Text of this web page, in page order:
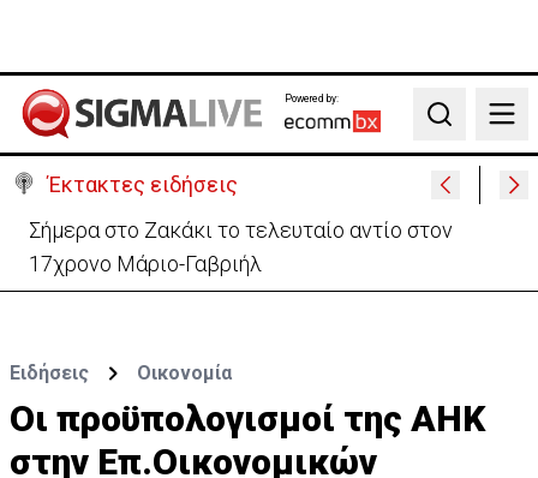
Powered by:
Search
Έκτακτες ειδήσεις
Αυξημένη υγρασία σε όλη την Κύπρο - Πού
καταγράφονται τα υψηλότερα ποσοστά
Ειδήσεις Οικονομία
Οι προϋπολογισμοί της ΑΗΚ
στην Επ.Οικονομικών